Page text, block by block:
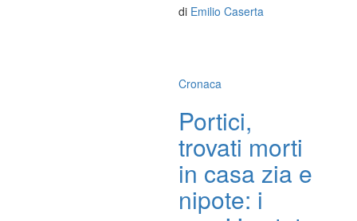
di Emilio Caserta
Cronaca
Portici,
trovati morti
in casa zia e
nipote: i